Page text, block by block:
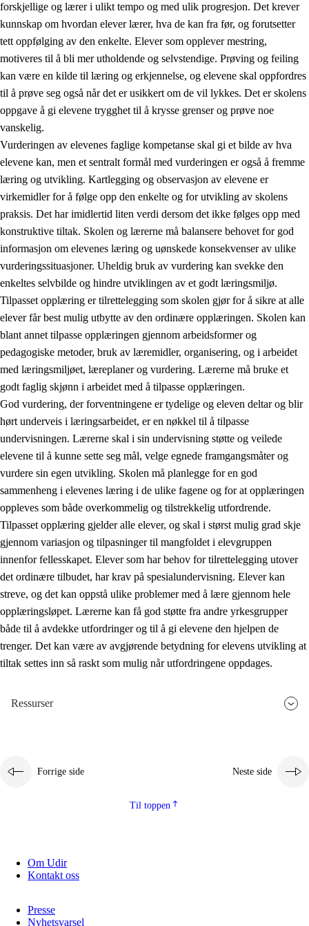
forskjellige og lærer i ulikt tempo og med ulik progresjon. Det krever
kunnskap om hvordan elever lærer, hva de kan fra før, og forutsetter
tett oppfølging av den enkelte. Elever som opplever mestring,
motiveres til å bli mer utholdende og selvstendige. Prøving og feiling
kan være en kilde til læring og erkjennelse, og elevene skal oppfordres
til å prøve seg også når det er usikkert om de vil lykkes. Det er skolens
oppgave å gi elevene trygghet til å krysse grenser og prøve noe
vanskelig.
Vurderingen av elevenes faglige kompetanse skal gi et bilde av hva
elevene kan, men et sentralt formål med vurderingen er også å fremme
læring og utvikling. Kartlegging og observasjon av elevene er
virkemidler for å følge opp den enkelte og for utvikling av skolens
praksis. Det har imidlertid liten verdi dersom det ikke følges opp med
konstruktive tiltak. Skolen og lærerne må balansere behovet for god
informasjon om elevenes læring og uønskede konsekvenser av ulike
vurderingssituasjoner. Uheldig bruk av vurdering kan svekke den
enkeltes selvbilde og hindre utviklingen av et godt læringsmiljø.
Tilpasset opplæring er tilrettelegging som skolen gjør for å sikre at alle
elever får best mulig utbytte av den ordinære opplæringen. Skolen kan
blant annet tilpasse opplæringen gjennom arbeidsformer og
pedagogiske metoder, bruk av læremidler, organisering, og i arbeidet
med læringsmiljøet, læreplaner og vurdering. Lærerne må bruke et
godt faglig skjønn i arbeidet med å tilpasse opplæringen.
God vurdering, der forventningene er tydelige og eleven deltar og blir
hørt underveis i læringsarbeidet, er en nøkkel til å tilpasse
undervisningen. Lærerne skal i sin undervisning støtte og veilede
elevene til å kunne sette seg mål, velge egnede framgangsmåter og
vurdere sin egen utvikling. Skolen må planlegge for en god
sammenheng i elevenes læring i de ulike fagene og for at opplæringen
oppleves som både overkommelig og tilstrekkelig utfordrende.
Tilpasset opplæring gjelder alle elever, og skal i størst mulig grad skje
gjennom variasjon og tilpasninger til mangfoldet i elevgruppen
innenfor fellesskapet. Elever som har behov for tilrettelegging utover
det ordinære tilbudet, har krav på spesialundervisning. Elever kan
streve, og det kan oppstå ulike problemer med å lære gjennom hele
opplæringsløpet. Lærerne kan få god støtte fra andre yrkesgrupper
både til å avdekke utfordringer og til å gi elevene den hjelpen de
trenger. Det kan være av avgjørende betydning for elevens utvikling at
tiltak settes inn så raskt som mulig når utfordringene oppdages.
Ressurser
Forrige side Neste side
Til toppen
Om Udir
Kontakt oss
Presse
Nyhetsvarsel